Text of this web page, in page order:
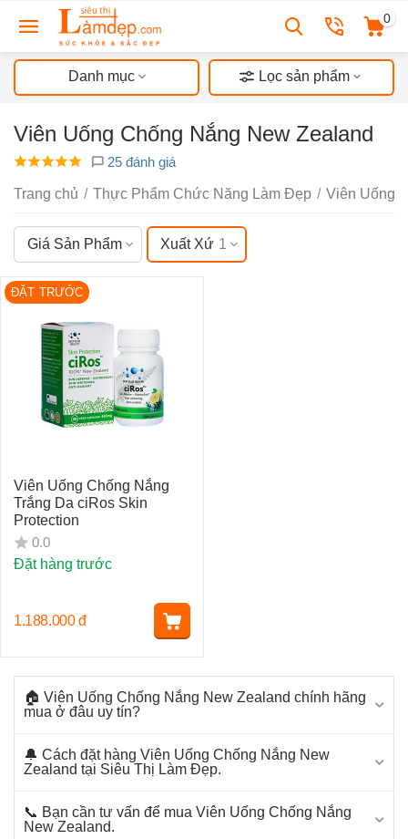
0
Danh mục Lọc sản phẩm
Viên Uống Chống Nắng New Zealand
25 đánh giá
Trang chủ / Thực Phẩm Chức Năng Làm Đẹp / Viên Uống
Giá Sản Phẩm Xuất Xứ 1
🏠 Viên Uống Chống Nắng New Zealand chính hãng
mua ở đâu uy tín?
🔔 Cách đặt hàng Viên Uống Chống Nắng New
Zealand tại Siêu Thị Làm Đẹp.
📞 Bạn cần tư vấn để mua Viên Uống Chống Nắng
New Zealand.
ĐẶT TRƯỚC
Viên Uống Chống Nắng
Trắng Da ciRos Skin
Protection
0.0
Đặt hàng trước
1.188.000 đ